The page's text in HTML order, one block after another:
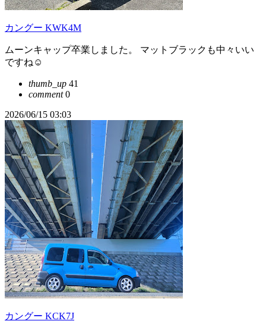
カングー KWK4M
ムーンキャップ卒業しました。 マットブラックも中々いい
ですね☺️
thumb_up 41
comment0
2026/06/15 03:03
カングー KCK7J